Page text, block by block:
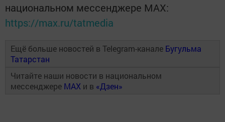
национальном мессенджере MАХ:
https://max.ru/tatmedia
Ещё больше новостей в Telegram-канале Бугульма
Татарстан
Читайте наши новости в национальном
мессенджере MAX и в «Дзен»